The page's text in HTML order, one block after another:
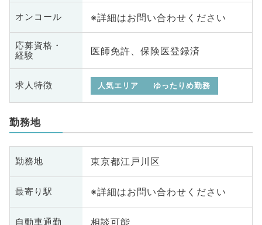
オンコール ※詳細はお問い合わせください
応募資格・
経験
医師免許、保険医登録済
求人特徴 人気エリア ゆったりめ勤務
勤務地
勤務地 東京都江戸川区
最寄り駅 ※詳細はお問い合わせください
自動車通勤 相談可能